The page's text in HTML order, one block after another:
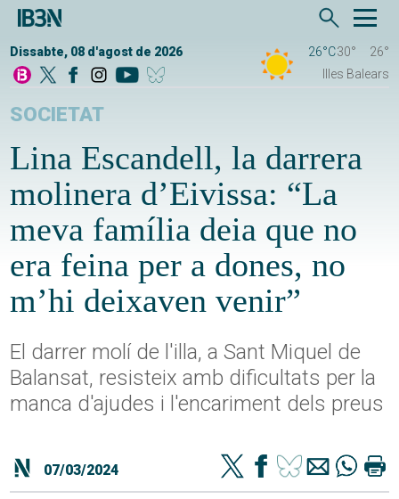
Dissabte, 08 d'agost de 2026 26°C30°
26°
Illes Balears
SOCIETAT
Lina Escandell, la darrera
molinera d’Eivissa: “La
meva família deia que no
era feina per a dones, no
m’hi deixaven venir”
El darrer molí de l'illa, a Sant Miquel de
Balansat, resisteix amb dificultats per la
manca d'ajudes i l'encariment dels preus
07/03/2024